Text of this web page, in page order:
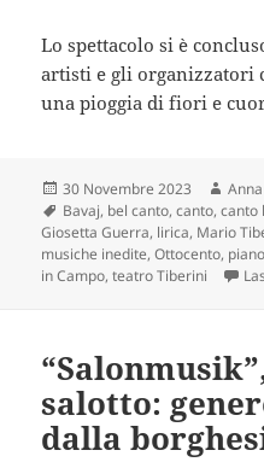
Lo spettacolo si è
artisti e gli organizzatori
una pioggia di fiori e
Scritto
il
30 Novembre 2023 Autore
Anna
Tag
Bavaj, bel canto,canto,canto
Giosetta Guerra, lirica, Mario
musiche inedite,Ottocento,
in Campo,teatro Tiberini
salotto:
dalla